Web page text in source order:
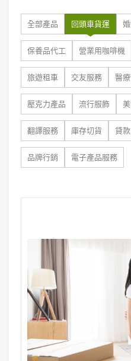
全部產品 回頭車貨運
保養品代工 營業用咖啡機
旅遊租車 交友服務 醫
壓克力產品 流行服飾
翻譯服務 庫存切貨 貸款
品牌行銷 電子產品服務